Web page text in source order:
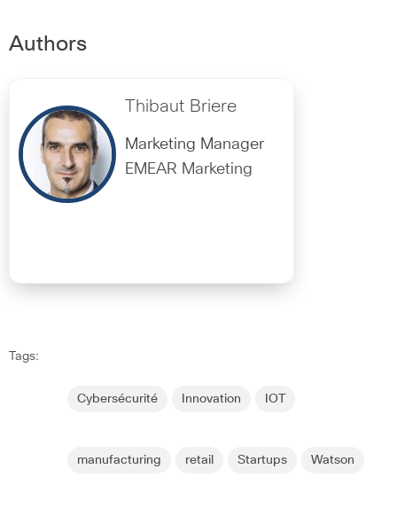
Authors
Thibaut Briere
Marketing Manager
EMEAR Marketing
Tags:
Cybersécurité Innovation IOT
manufacturing retail Startups Watson